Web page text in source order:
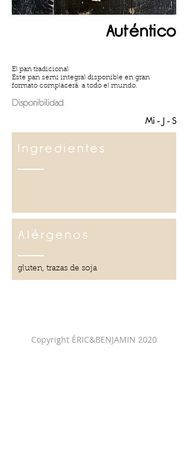
Auténtico
El pan tradicional
Este pan semi integral disponible en gran
formato complacerá a todo el mundo.
Disponibilidad:
Mi - J - S
Ingredientes
Alérgenos
gluten, trazas de soja
Copyright ÉRIC&BENJAMIN 2020